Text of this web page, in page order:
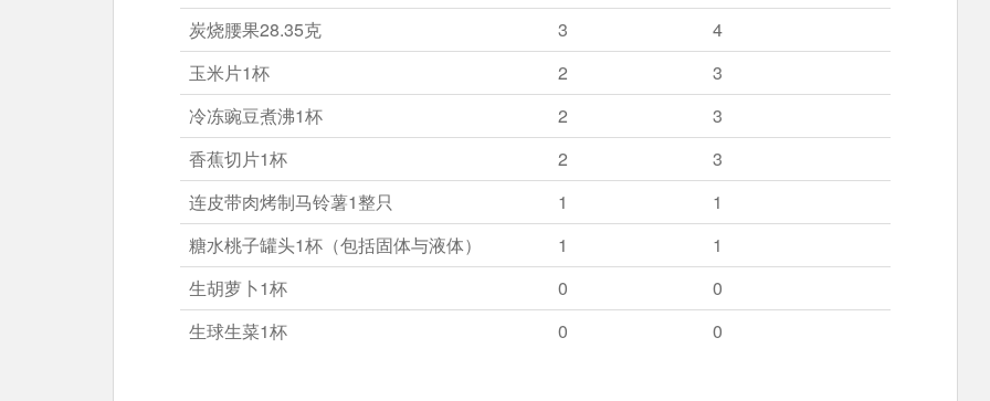
炭烧腰果28.35克
3
4
玉米片1杯
2
3
冷冻豌豆煮沸1杯
2
3
香蕉切片1杯
2
3
连皮带肉烤制马铃薯1整只
1
1
糖水桃子罐头1杯（包括固体与液体）
1
1
生胡萝卜1杯
0
0
生球生菜1杯
0 0